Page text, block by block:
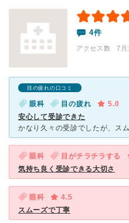
4件
アクセス数 7月:
目の疲れの口コミ
眼科 目の疲れ
5.0
安心して受診できた
眼科 目がチラチラする
気持ち良く受診できる大切さ
眼科
4.5
スムーズで丁寧